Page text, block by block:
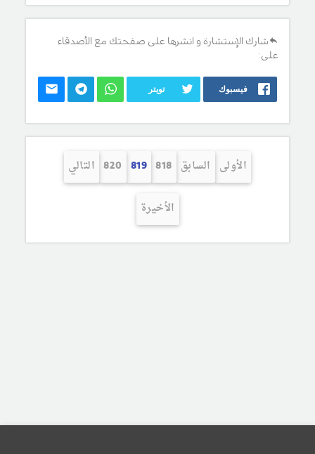
شارك الإستشارة و انشرها على صفحتك مع الأصدقاء
على:
فيسبوك تويتر
الأولى السابق 818
819
820 التالي
الأخيرة